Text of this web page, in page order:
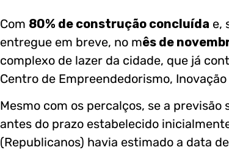
Com 80% de construção concluída e,
entregue em breve, no mês de
complexo de lazer da cidade, que já
Centro de Empreendedorismo, Inovação
Mesmo com os percalços, se a
antes do prazo estabelecido
(Republicanos) havia estimado a data